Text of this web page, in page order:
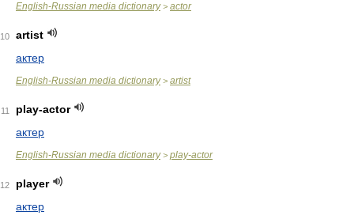
English-Russian media dictionary> actor
10
artist
актер
English-Russian media dictionary> artist
11
play-actor
актер
English-Russian media dictionary> play-actor
12
player
актер